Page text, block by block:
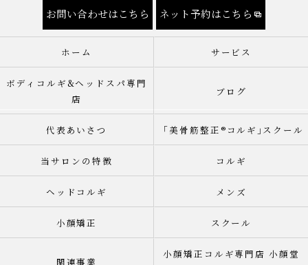
お問い合わせはこちら ネット予約はこちら
ホーム サービス
ボディコルギ&ヘッドスパ専門
店
ブログ
代表あいさつ 「美骨筋整正®︎コルギ｣スクール
当サロンの特徴 コルギ
ヘッドコルギ メンズ
小顔矯正 スクール
関連事業
小顔矯正コルギ専門店 小顔堂